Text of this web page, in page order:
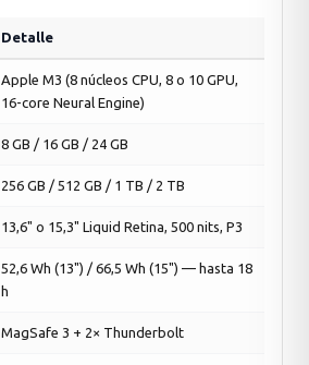
Detalle
Apple M3 (8 núcleos CPU, 8 o 10 GPU,
16-core Neural Engine)
8 GB / 16 GB / 24 GB
256 GB / 512 GB / 1 TB / 2 TB
13,6" o 15,3" Liquid Retina, 500 nits, P3
52,6 Wh (13") / 66,5 Wh (15") — hasta 18
h
MagSafe 3 + 2× Thunderbolt